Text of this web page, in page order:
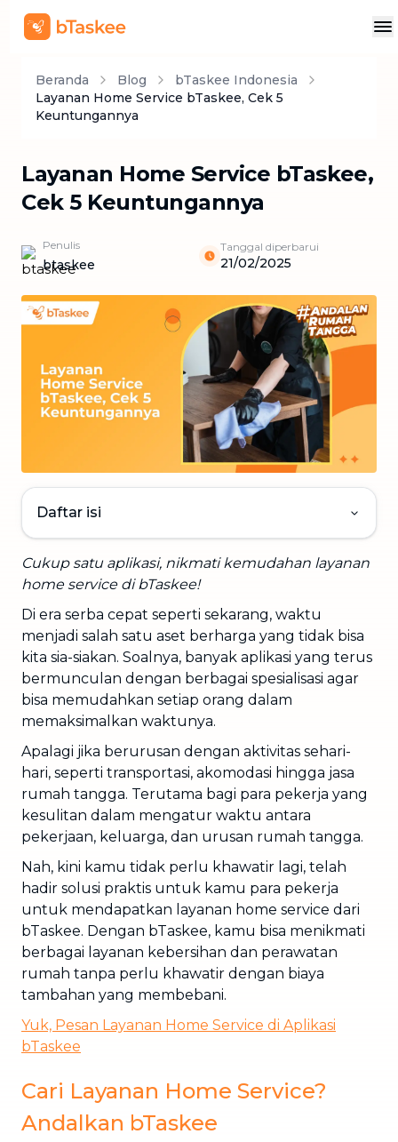
Beranda Blog
bTaskee Indonesia
Layanan Home Service bTaskee, Cek 5
Keuntungannya
Layanan Home Service bTaskee,
Cek 5 Keuntungannya
Penulis
btaskee
Tanggal diperbarui
21/02/2025
Daftar isi
Cukup satu aplikasi, nikmati kemudahan layanan
home service di bTaskee!
Di era serba cepat seperti sekarang, waktu
menjadi salah satu aset berharga yang tidak bisa
kita sia-siakan. Soalnya, banyak aplikasi yang terus
bermunculan dengan berbagai spesialisasi agar
bisa memudahkan setiap orang dalam
memaksimalkan waktunya.
Apalagi jika berurusan dengan aktivitas sehari-
hari, seperti transportasi, akomodasi hingga jasa
rumah tangga. Terutama bagi para pekerja yang
kesulitan dalam mengatur waktu antara
pekerjaan, keluarga, dan urusan rumah tangga.
Nah, kini kamu tidak perlu khawatir lagi, telah
hadir solusi praktis untuk kamu para pekerja
untuk mendapatkan layanan home service dari
bTaskee. Dengan bTaskee, kamu bisa menikmati
berbagai layanan kebersihan dan perawatan
rumah tanpa perlu khawatir dengan biaya
tambahan yang membebani.
Yuk, Pesan Layanan Home Service di Aplikasi
bTaskee
Cari Layanan Home Service?
Andalkan bTaskee